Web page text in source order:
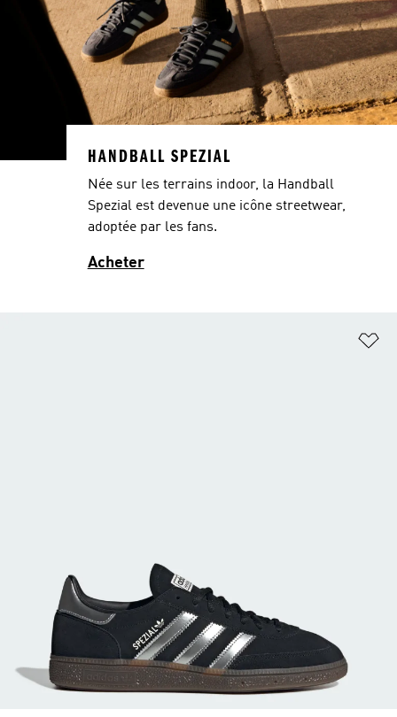
HANDBALL SPEZIAL
Née sur les terrains indoor, la Handball
Spezial est devenue une icône streetwear,
adoptée par les fans.
Acheter